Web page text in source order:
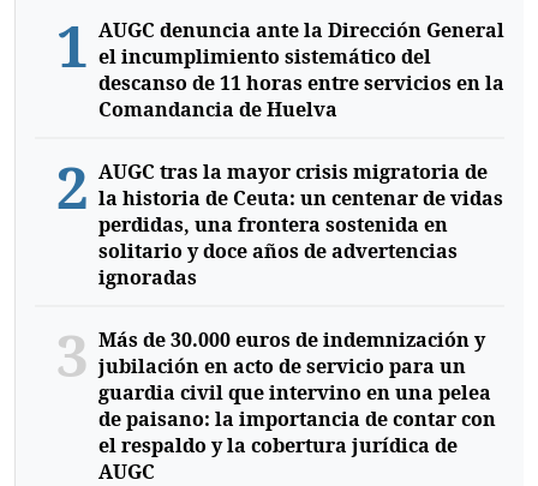
1 AUGC denuncia ante la Dirección General
el incumplimiento sistemático del
descanso de 11 horas entre servicios en la
Comandancia de Huelva
2 AUGC tras la mayor crisis migratoria de
la historia de Ceuta: un centenar de vidas
perdidas, una frontera sostenida en
solitario y doce años de advertencias
ignoradas
3 Más de 30.000 euros de indemnización y
jubilación en acto de servicio para un
guardia civil que intervino en una pelea
de paisano: la importancia de contar con
el respaldo y la cobertura jurídica de
AUGC